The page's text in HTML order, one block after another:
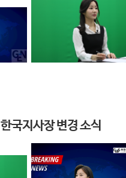
한국지사장 변경 소식